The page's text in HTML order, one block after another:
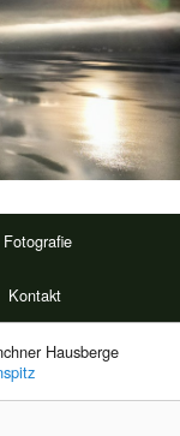
Fotografie
Kontakt
Hausberge